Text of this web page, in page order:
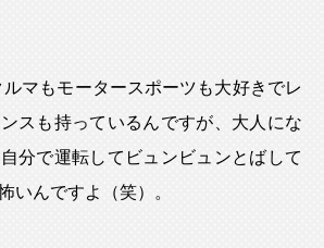
マもモータースポーツも大好きでレ
スも持っているんですが、大人にな
分で運転してビュンビュンとばして
いんですよ（笑）。